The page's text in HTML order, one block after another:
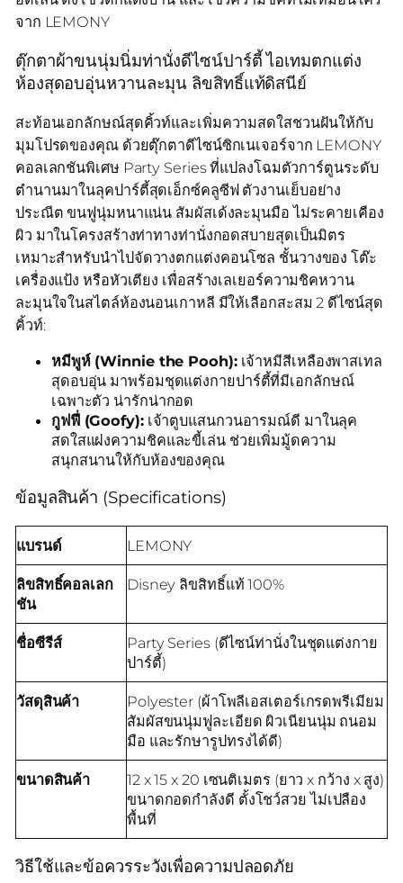
จาก LEMONY
ตุ๊กตาผ้าขนนุ่มนิ่มท่านั่งดีไซน์ปาร์ตี้ ไอเทมตกแต่ง
ห้องสุดอบอุ่นหวานละมุน ลิขสิทธิ์แท้ดิสนีย์
สะท้อนเอกลักษณ์สุดคิ้วท์และเพิ่มความสดใสชวนฝันให้กับ
มุมโปรดของคุณ ด้วยตุ๊กตาดีไซน์ซิกเนเจอร์จาก LEMONY
คอลเลกชันพิเศษ Party Series ที่แปลงโฉมตัวการ์ตูนระดับ
ตำนานมาในลุคปาร์ตี้สุดเอ็กซ์คลูซีฟ ตัวงานเย็บอย่าง
ประณีต ขนฟูนุ่มหนาแน่น สัมผัสเด้งละมุนมือ ไม่ระคายเคือง
ผิว มาในโครงสร้างท่าทางท่านั่งกอดสบายสุดเป็นมิตร
เหมาะสำหรับนำไปจัดวางตกแต่งคอนโซล ชั้นวางของ โต๊ะ
เครื่องแป้ง หรือหัวเตียง เพื่อสร้างเลเยอร์ความชิคหวาน
ละมุนใจในสไตล์ห้องนอนเกาหลี มีให้เลือกสะสม 2 ดีไซน์สุด
คิ้วท์:
หมีพูห์ (Winnie the Pooh):เจ้าหมีสีเหลืองพาสเทล
สุดอบอุ่น มาพร้อมชุดแต่งกายปาร์ตี้ที่มีเอกลักษณ์
เฉพาะตัว น่ารักน่ากอด
กูฟฟี่ (Goofy):เจ้าตูบแสนกวนอารมณ์ดี มาในลุค
สดใสแฝงความชิคและขี้เล่น ช่วยเพิ่มมู้ดความ
สนุกสนานให้กับห้องของคุณ
ข้อมูลสินค้า (Specifications)
แบรนด์ LEMONY
ลิขสิทธิ์คอลเลก
ชัน
Disney ลิขสิทธิ์แท้ 100%
ชื่อซีรีส์
Party Series (ดีไซน์ท่านั่งในชุดแต่งกาย
ปาร์ตี้)
วัสดุสินค้า
Polyester (ผ้าโพลีเอสเตอร์เกรดพรีเมียม
สัมผัสขนนุ่มฟูละเอียด ผิวเนียนนุ่ม ถนอม
มือ และรักษารูปทรงได้ดี)
ขนาดสินค้า
12 x 15 x 20 เซนติเมตร (ยาว x กว้าง x สูง)
ขนาดกอดกำลังดี ตั้งโชว์สวย ไม่เปลือง
พื้นที่
วิธีใช้และข้อควรระวังเพื่อความปลอดภัย